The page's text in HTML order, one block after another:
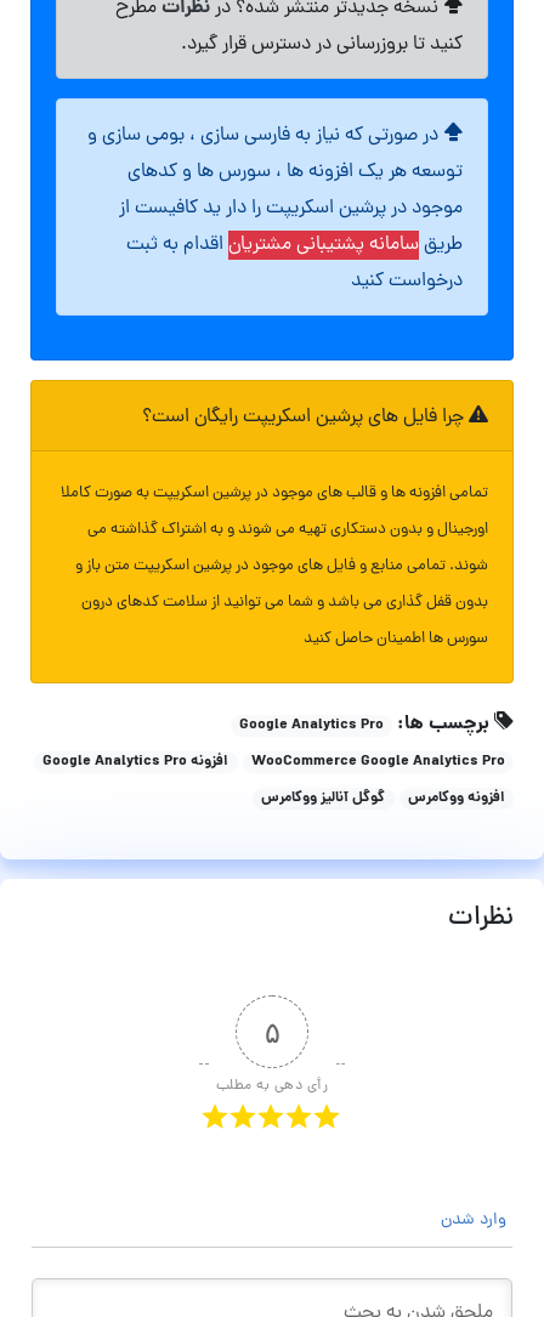
نسخه جدیدتر منتشر شده؟ درنظراتمطرح
کنید تا بروزرسانی در دسترس قرار گیرد.
در صورتی که نیاز به فارسی سازی ، بومی سازی و
توسعه هر یک افزونه ها ، سورس ها و کدهای
موجود در پرشین اسکریپت را دار ید کافیست از
طریقسامانه پشتیبانی مشتریان اقدام به ثبت
درخواست کنید
چرا فایل های پرشین اسکریپت رایگان است؟
تمامی افزونه ها و قالب های موجود در پرشین اسکریپت به صورت کاملا
اورجینال و بدون دستکاری تهیه می شوند و به اشتراک گذاشته می
شوند. تمامی منابع و فایل های موجود در پرشین اسکریپت متن باز و
بدون قفل گذاری می باشد و شما می توانید از سلامت کدهای درون
سورس ها اطمینان حاصل کنید
برچسب ها:
Google Analytics Pro
WooCommerce Google Analytics Pro
افزونه Google Analytics Pro
افزونه ووکامرس
گوگل آنالیز ووکامرس
نظرات
۵
رأی دهی به مطلب
وارد شدن